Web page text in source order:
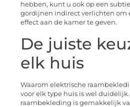
hebben, kunt u ook op een
gordijnen indirect verlichten om
effect aan de kamer te geven.
De juiste
elk huis
Waarom elektrische
voor elk type huis is wel
raambekleding is gemakkelijk